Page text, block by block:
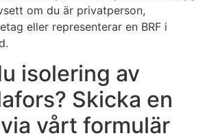
om du är privatperson,
eller representerar en BRF i
isolering av
Skicka en
vårt formulär